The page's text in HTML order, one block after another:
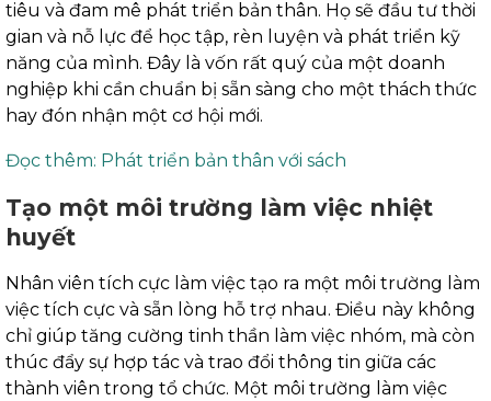
tiêu và đam mê phát triển bản thân. Họ sẽ đầu tư thời
gian và nỗ lực để học tập, rèn luyện và phát triển kỹ
năng của mình. Đây là vốn rất quý của một doanh
nghiệp khi cần chuẩn bị sẵn sàng cho một thách thức
hay đón nhận một cơ hội mới.
Đọc thêm: Phát triển bản thân với sách
Tạo một môi trường làm việc nhiệt
huyết
Nhân viên tích cực làm việc tạo ra một môi trường làm
việc tích cực và sẵn lòng hỗ trợ nhau. Điều này không
chỉ giúp tăng cường tinh thần làm việc nhóm, mà còn
thúc đẩy sự hợp tác và trao đổi thông tin giữa các
thành viên trong tổ chức. Một môi trường làm việc